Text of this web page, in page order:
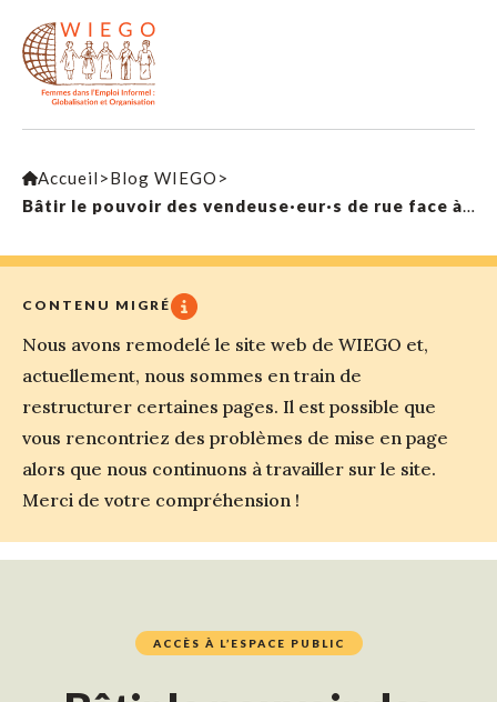
Accueil >Blog WIEGO >
Bâtir le pouvoir des vendeuse·eur·s de rue face à la répression dans des villes africaines
CONTENU MIGRÉ
Nous avons remodelé le site web de WIEGO et,
actuellement, nous sommes en train de
restructurer certaines pages. Il est possible que
vous rencontriez des problèmes de mise en page
alors que nous continuons à travailler sur le site.
Merci de votre compréhension !
ACCÈS À L’ESPACE PUBLIC